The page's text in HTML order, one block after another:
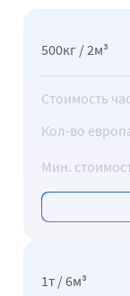
500кг / 2м³
Стоимость
Кол-во
Мин.
1т / 6м³